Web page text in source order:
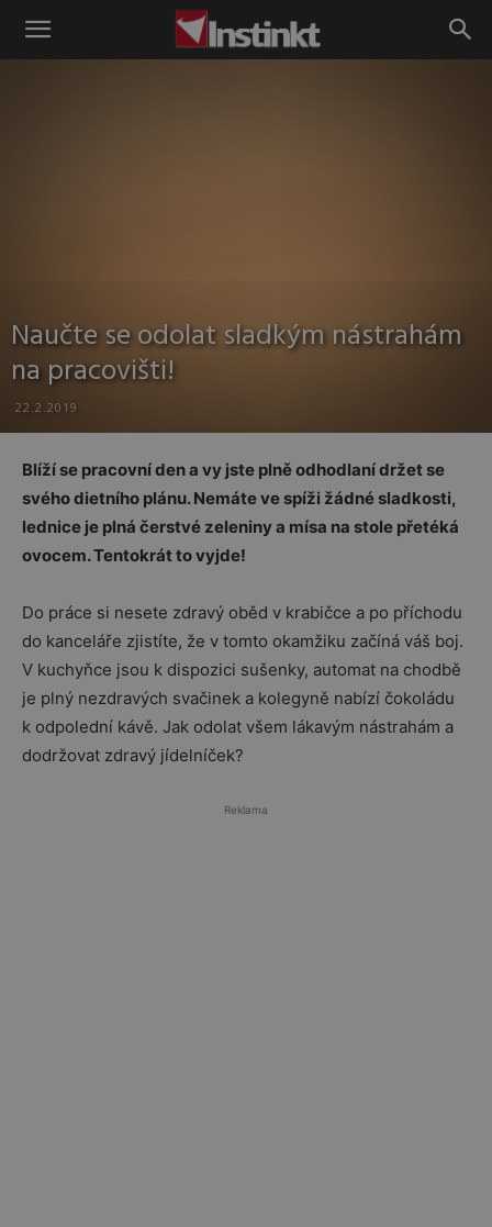
Instinkt
Naučte se odolat sladkým nástrahám
na pracovišti!
22.2.2019
Blíží se pracovní den a vy jste plně odhodlaní držet se
svého dietního plánu. Nemáte ve spíži žádné sladkosti,
lednice je plná čerstvé zeleniny a mísa na stole přetéká
ovocem. Tentokrát to vyjde!
Do práce si nesete zdravý oběd v krabičce a po příchodu
do kanceláře zjistíte, že v tomto okamžiku začíná váš boj.
V kuchyňce jsou k dispozici sušenky, automat na chodbě
je plný nezdravých svačinek a kolegyně nabízí čokoládu
k odpolední kávě. Jak odolat všem lákavým nástrahám a
dodržovat zdravý jídelníček?
Reklama